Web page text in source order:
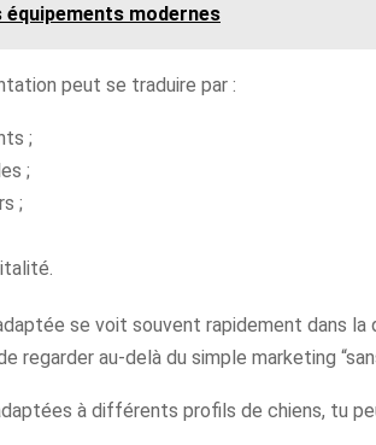
modernes
peut se traduire par :
;
;
;
se voit souvent rapidement dans
regarder au-delà du simple marketing
à différents profils de chiens, tu